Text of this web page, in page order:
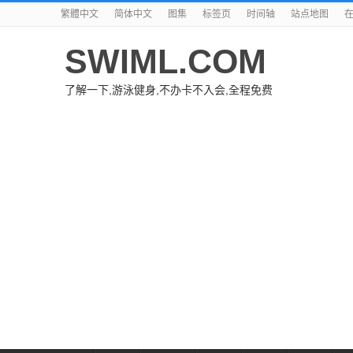
繁體中文 简体中文 图集 标签页 时间轴 站点地图
SWIML.COM
了解一下,游泳健身,不办卡不入会,全程免费